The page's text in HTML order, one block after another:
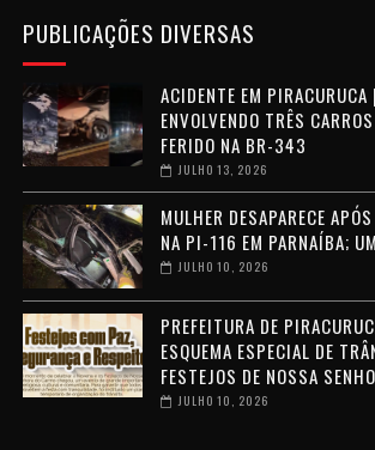
PUBLICAÇÕES DIVERSAS
ACIDENTE EM
ENVOLVENDO TRÊS
FERIDO NA BR-343
JULHO 13, 2026
MULHER DESAPARECE
NA PI-116 EM PARNAÍBA;
JULHO 10, 2026
PREFEITURA DE
ESQUEMA ESPECIAL DE
FESTEJOS DE NOSSA
JULHO 10, 2026